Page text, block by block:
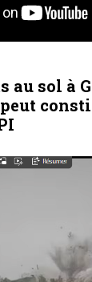
au sol à